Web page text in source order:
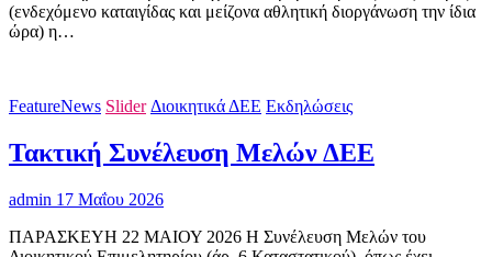
(ενδεχόμενο καταιγίδας και μείζονα αθλητική διοργάνωση την ίδια
ώρα) η…
FeatureNews Slider Διοικητικά ΔΕΕ Εκδηλώσεις
Τακτική Συνέλευση Μελών ΔΕΕ
admin 17 Μαΐου 2026
ΠΑΡΑΣΚΕΥΗ 22 ΜΑΙΟΥ 2026 Η Συνέλευση Μελών του